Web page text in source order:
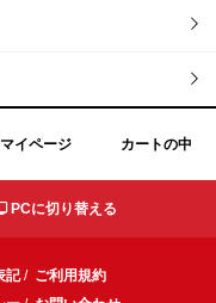
マイページ カートの中
PCに切り替える
記/ ご利用規約